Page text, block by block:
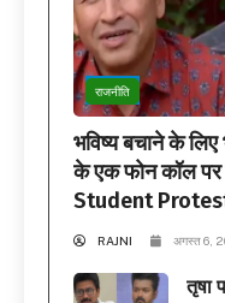
राजनीति
भविष्य बचाने के
के एक फोन कॉल पर
Student
RAJNI अगस्त 6,
तृषा